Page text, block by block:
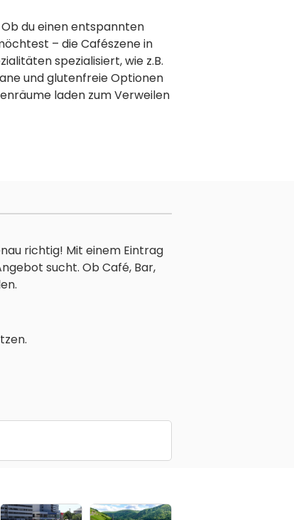
du einen entspannten
– die Cafészene in
spezialisiert, wie z.B.
und glutenfreie Optionen
laden zum Verweilen
richtig! Mit einem Eintrag
sucht. Ob Café, Bar,